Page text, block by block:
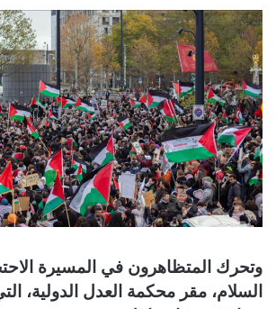
وتحرك المتظاهرون في المسيرة
السلام، مقر محكمة العدل الدولية،